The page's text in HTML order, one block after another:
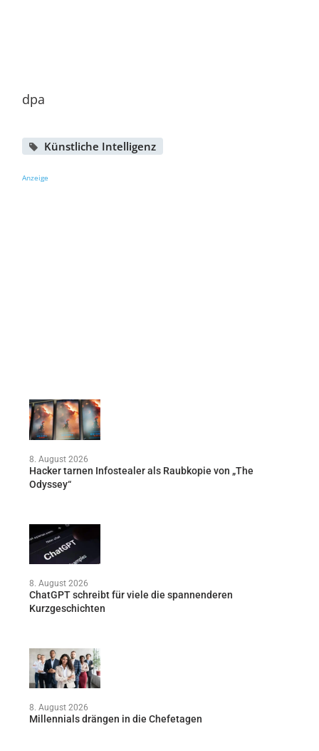
dpa
Künstliche Intelligenz
Anzeige
8. August 2026
Hacker tarnen Infostealer als Raubkopie von „The
Odyssey“
8. August 2026
ChatGPT schreibt für viele die spannenderen
Kurzgeschichten
8. August 2026
Millennials drängen in die Chefetagen